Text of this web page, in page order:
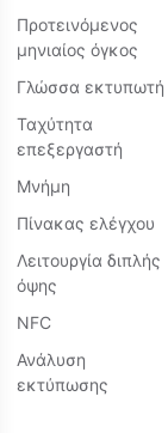
Προτεινόμενος
μηνιαίος όγκος
Γλώσσα εκτυπωτή
Ταχύτητα
επεξεργαστή
Μνήμη
Πίνακας ελέγχου
Λειτουργία διπλής
όψης
NFC
Ανάλυση
εκτύπωσης